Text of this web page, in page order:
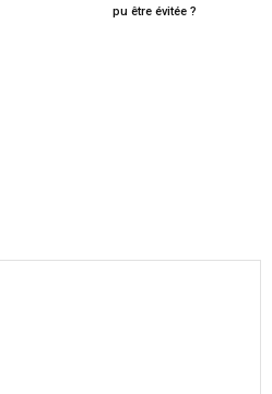
pu être évitée ?